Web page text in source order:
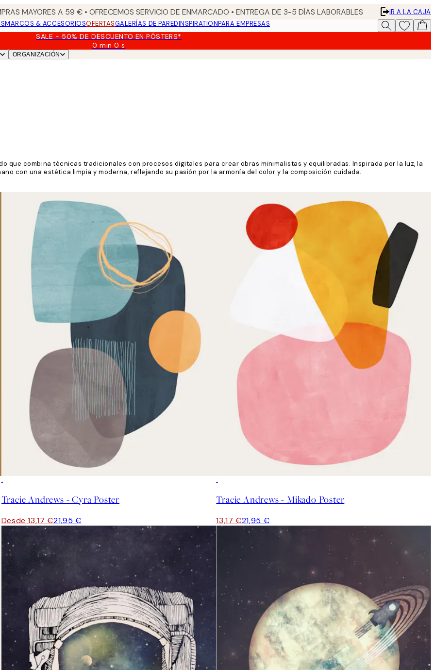
MAYORES A 59 € • OFRECEMOS SERVICIO DE ENMARCADO • ENTREGA DE 3-5 DÍAS LABORABLES
IR A LA CAJA
MARCOS & ACCESORIOSOFERTASGALERÍAS DE PAREDINSPIRATIONPARA EMPRESAS
SALE - 50% DE DESCUENTO EN PÓSTERS*
0 min0 s
Válido
ORGANIZACIÓN
que combina técnicas tradicionales con procesos digitales para crear obras minimalistas y equilibradas. Inspirada por la luz, la
con una estética limpia y moderna, reflejando su pasión por la armonía del color y la composición cuidada.
Tracie Andrews - Cyra Poster
Desde 13,17 €21,95 €
Tracie Andrews - Mikado Poster
13,17 €21,95 €